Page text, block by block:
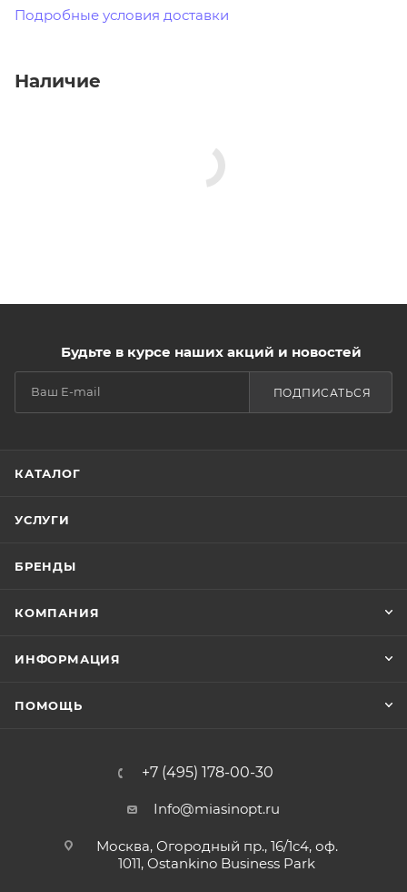
Подробные условия доставки
Наличие
Будьте в курсе наших акций и новостей
ПОДПИСАТЬСЯ
КАТАЛОГ
УСЛУГИ
БРЕНДЫ
КОМПАНИЯ
ИНФОРМАЦИЯ
ПОМОЩЬ
+7 (495) 178-00-30
Info@miasinopt.ru
Москва, Огородный пр., 16/1с4, оф.
1011, Ostankino Business Park